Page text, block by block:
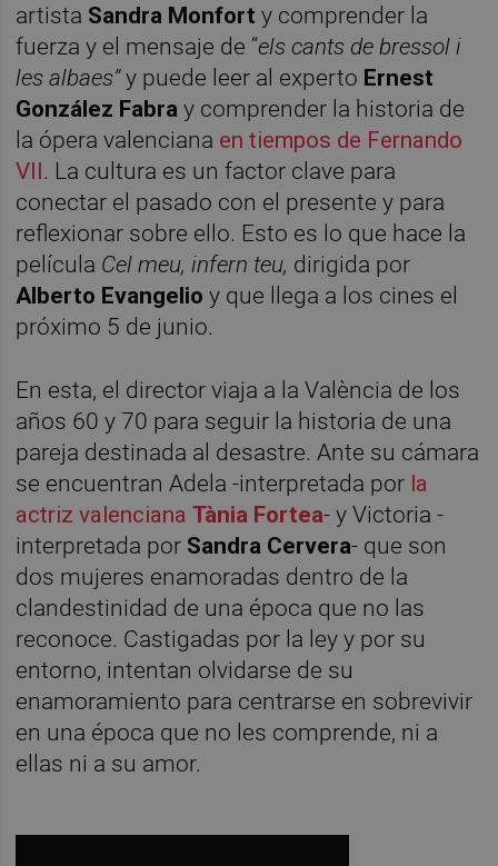
artista Sandra Monforty comprender la
fuerza y el mensaje de “els cants de bressol i
les albaes”y puede leer al experto Ernest
González Fabra y comprender la historia de
la ópera valenciana en tiempos de Fernando
VII. La cultura es un factor clave para
conectar el pasado con el presente y para
reflexionar sobre ello. Esto es lo que hace la
película Cel meu, infern teu, dirigida por
Alberto Evangelioy que llega a los cines el
próximo 5 de junio.
En esta, el director viaja a la València de los
años 60 y 70 para seguir la historia de una
pareja destinada al desastre. Ante su cámara
se encuentran Adela -interpretada por la
actriz valencianaTània Fortea- y Victoria -
interpretada por Sandra Cervera- que son
dos mujeres enamoradas dentro de la
clandestinidad de una época que no las
reconoce. Castigadas por la ley y por su
entorno, intentan olvidarse de su
enamoramiento para centrarse en sobrevivir
en una época que no les comprende, ni a
ellas ni a su amor.